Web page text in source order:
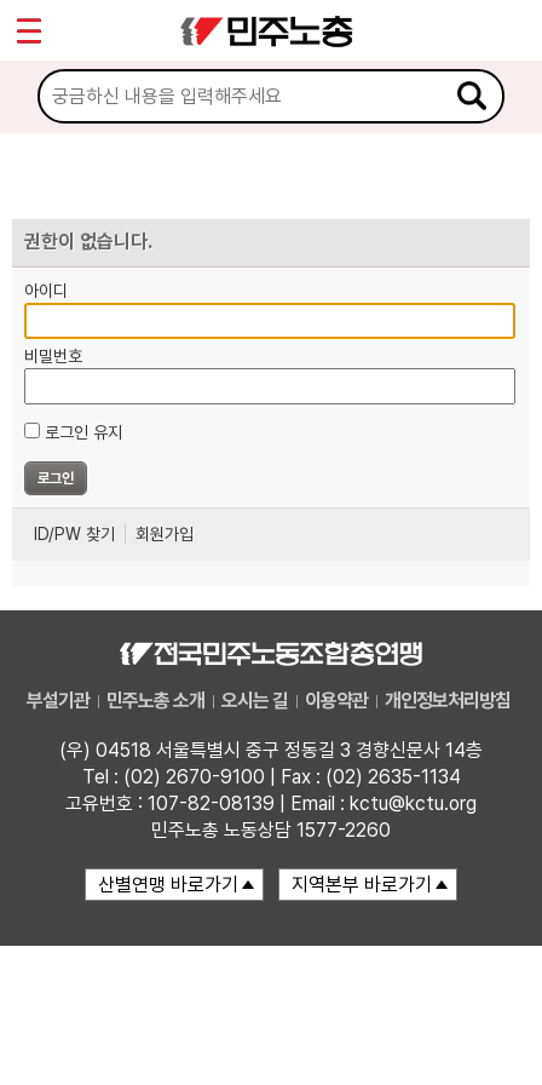
권한이 없습니다.
아이디
비밀번호
로그인 유지
ID/PW 찾기 회원가입
부설기관 민주노총 소개 오시는 길 이용약관 개인정보처리방침
(우) 04518 서울특별시 중구 정동길 3 경향신문사 14층
Tel : (02) 2670-9100 | Fax : (02) 2635-1134
고유번호 : 107-82-08139 | Email : kctu@kctu.org
민주노총 노동상담 1577-2260
마이페이지
소개
노동상담
자료
부설기관
업무